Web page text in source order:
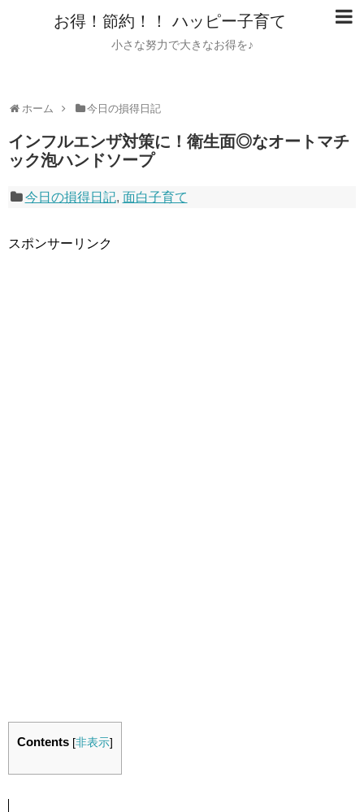
お得！節約！！ ハッピー子育て
小さな努力で大きなお得を♪
ホーム 今日の損得日記
インフルエンザ対策に！衛生面◎なオートマチ
ック泡ハンドソープ
今日の損得日記, 面白子育て
スポンサーリンク
Contents [非表示]